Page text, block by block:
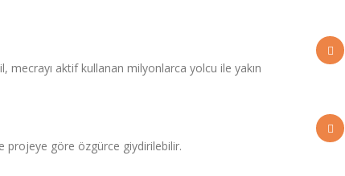
mecrayı aktif kullanan milyonlarca yolcu ile yakın
projeye göre özgürce giydirilebilir.